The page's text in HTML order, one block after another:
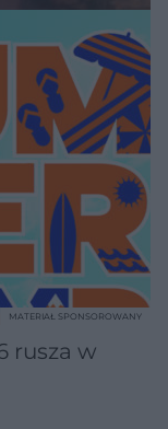
rusza w
MATERIAŁ SPONSOROWANY